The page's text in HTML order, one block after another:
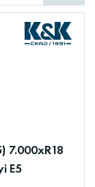
7.000xR18
E5